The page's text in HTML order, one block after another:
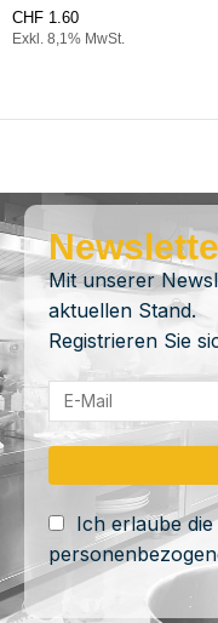
CHF 1.60
Exkl. 8,1% MwSt.
Mit unserer
aktuellen Stand.
Registrieren Sie
Ich erlaube